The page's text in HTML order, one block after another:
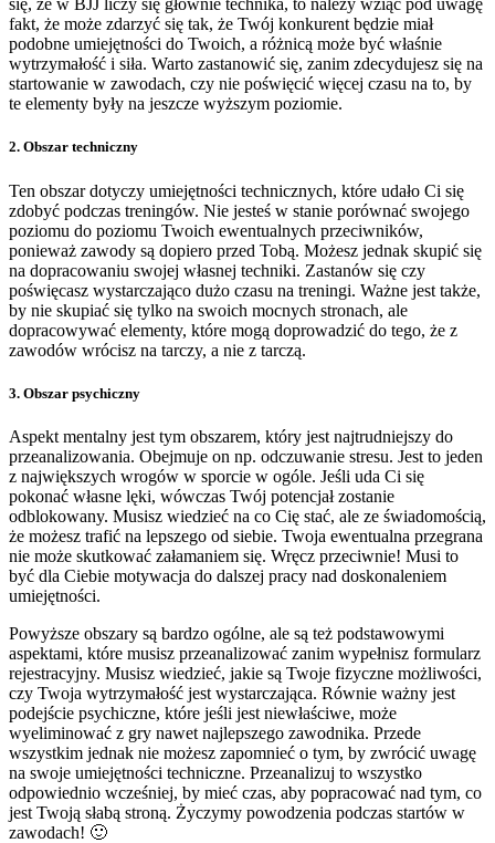
się, że w BJJ liczy się głównie technika, to należy wziąć pod uwagę
fakt, że może zdarzyć się tak, że Twój konkurent będzie miał
podobne umiejętności do Twoich, a różnicą może być właśnie
wytrzymałość i siła. Warto zastanowić się, zanim zdecydujesz się na
startowanie w zawodach, czy nie poświęcić więcej czasu na to, by
te elementy były na jeszcze wyższym poziomie.
2. Obszar techniczny
Ten obszar dotyczy umiejętności technicznych, które udało Ci się
zdobyć podczas treningów. Nie jesteś w stanie porównać swojego
poziomu do poziomu Twoich ewentualnych przeciwników,
ponieważ zawody są dopiero przed Tobą. Możesz jednak skupić się
na dopracowaniu swojej własnej techniki. Zastanów się czy
poświęcasz wystarczająco dużo czasu na treningi. Ważne jest także,
by nie skupiać się tylko na swoich mocnych stronach, ale
dopracowywać elementy, które mogą doprowadzić do tego, że z
zawodów wrócisz na tarczy, a nie z tarczą.
3. Obszar psychiczny
Aspekt mentalny jest tym obszarem, który jest najtrudniejszy do
przeanalizowania. Obejmuje on np. odczuwanie stresu. Jest to jeden
z największych wrogów w sporcie w ogóle. Jeśli uda Ci się
pokonać własne lęki, wówczas Twój potencjał zostanie
odblokowany. Musisz wiedzieć na co Cię stać, ale ze świadomością,
że możesz trafić na lepszego od siebie. Twoja ewentualna przegrana
nie może skutkować załamaniem się. Wręcz przeciwnie! Musi to
być dla Ciebie motywacja do dalszej pracy nad doskonaleniem
umiejętności.
Powyższe obszary są bardzo ogólne, ale są też podstawowymi
aspektami, które musisz przeanalizować zanim wypełnisz formularz
rejestracyjny. Musisz wiedzieć, jakie są Twoje fizyczne możliwości,
czy Twoja wytrzymałość jest wystarczająca. Równie ważny jest
podejście psychiczne, które jeśli jest niewłaściwe, może
wyeliminować z gry nawet najlepszego zawodnika. Przede
wszystkim jednak nie możesz zapomnieć o tym, by zwrócić uwagę
na swoje umiejętności techniczne. Przeanalizuj to wszystko
odpowiednio wcześniej, by mieć czas, aby popracować nad tym, co
jest Twoją słabą stroną. Życzymy powodzenia podczas startów w
zawodach! 🙂